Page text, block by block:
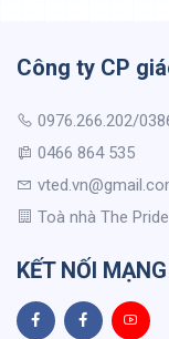
Công ty CP
0976.266.202/
0466 864 535
Toà nhà The
KẾT NỐI